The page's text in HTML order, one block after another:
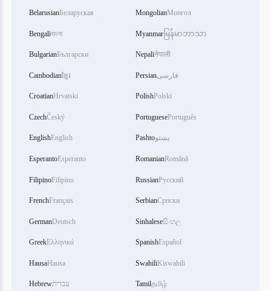
BelarusianБеларуская
Bengaliবাংলা
BulgarianБългарски
Cambodianខ្មែរ
CroatianHrvatski
CzechČeský
EnglishEnglish
EsperantoEsperanto
FilipinoFilipino
FrenchFrançais
GermanDeutsch
GreekΕλληνικά
HausaHausa
Hebrewעברית
MongolianМонгол
Myanmar မြန်မာဘာသာ
Nepaliनेपाली
Persianفارسی
PolishPolski
PortuguesePortuguês
Pashtoپښتو
RomanianRomână
RussianРусский
SerbianСрпски
Sinhaleseසිංහල
SpanishEspañol
SwahiliKiswahili
Tamilதமிழ்